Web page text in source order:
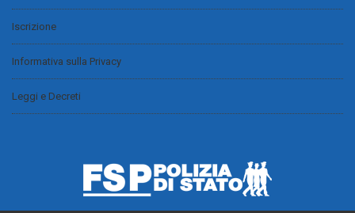
Iscrizione
Informativa sulla Privacy
Leggi e Decreti